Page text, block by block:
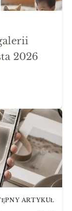
2026
ARTYKUŁ